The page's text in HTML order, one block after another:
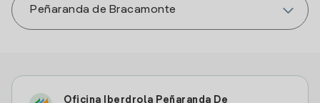
Oficina Iberdrola Peñaranda De